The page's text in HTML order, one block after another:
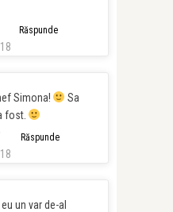
Răspunde
Simona!
Sa
fost.
Răspunde
un var de-al